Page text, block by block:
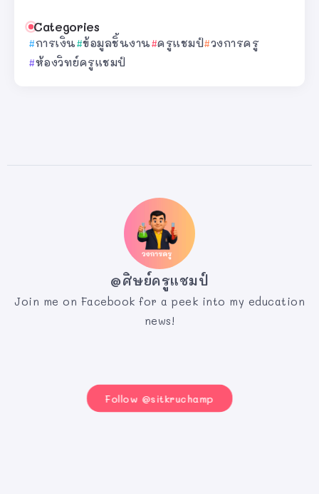
Categories
การเงิน ข้อมูลชิ้นงาน ครูแชมป์ วงการครู
ห้องวิทย์ครูแชมป์
@ศิษย์ครูแชมป์
Join me on Facebook for a peek into my education
news!
Follow @sitkruchamp